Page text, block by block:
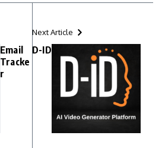
Email
Tracke
r
Next Article
D-ID